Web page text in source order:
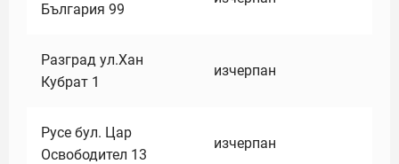
България 99
Разград ул.Хан
Кубрат 1
изчерпан
Русе бул. Цар
Освободител 13
изчерпан